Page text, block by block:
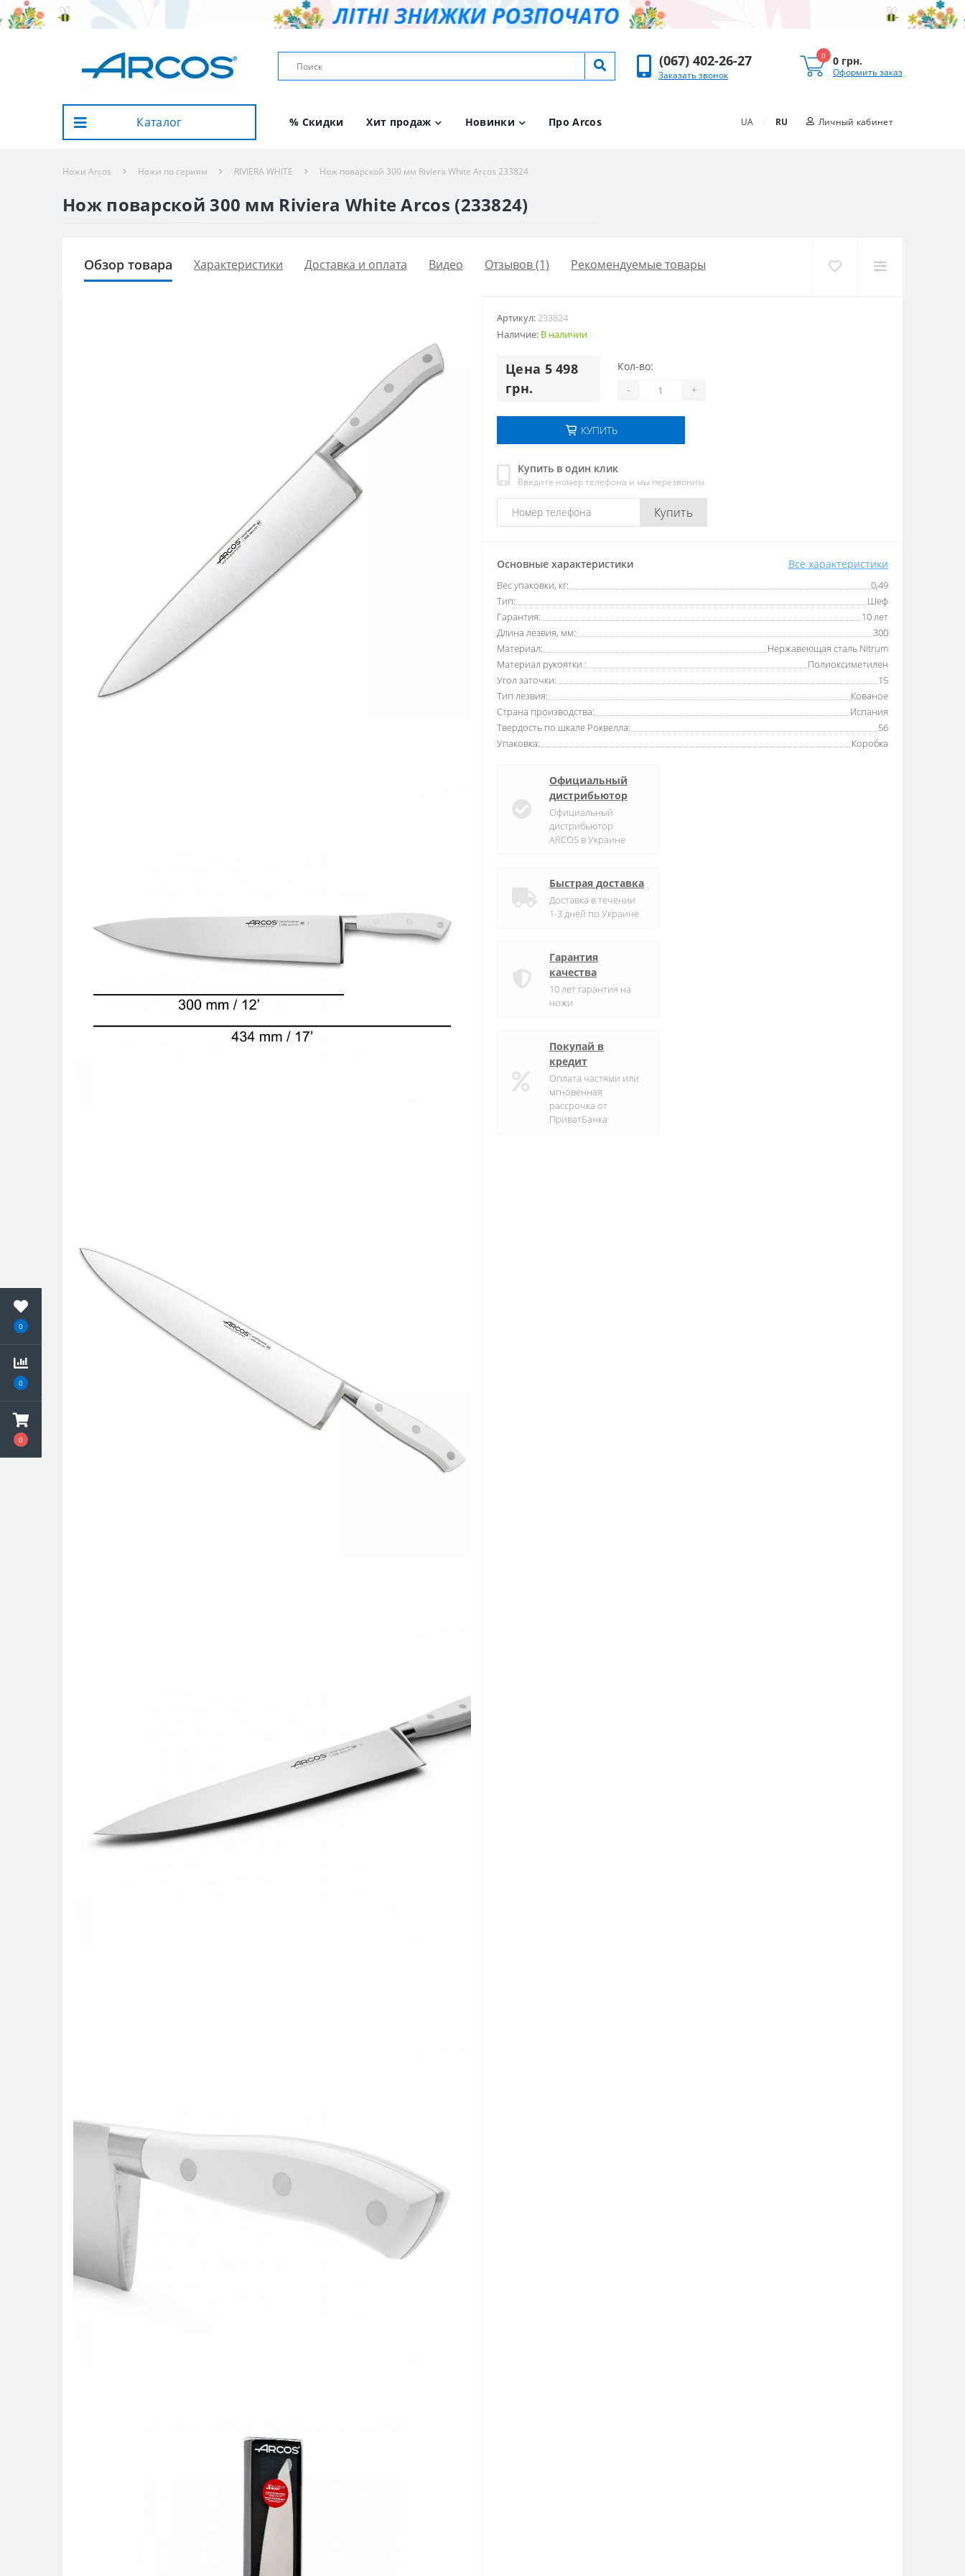
0
0
0
(067) 402-26-27
Заказать звонок
0 0 грн.
Оформить заказ
Каталог % Скидки Хит продаж Новинки Про Arcos UA / RU Личный кабинет
Ножи Arcos Ножи по сериям RIVIERA WHITE Нож поварской 300 мм Riviera White Arcos 233824
Нож поварской 300 мм Riviera White Arcos (233824)
Обзор товара Характеристики Доставка и оплата Видео Отзывов (1) Рекомендуемые товары
Артикул:233824
Наличие: В наличии
Цена 5 498
грн.
Кол-во:
- +
КУПИТЬ
Купить в один клик
Введите номер телефона и мы перезвоним
Купить
Основные характеристики Все характеристики
Вес упаковки, кг:
0,49
Тип:
Шеф
Гарантия:
10 лет
Длина лезвия, мм:
300
Материал:
Нержавеющая сталь Nitrum
Материал рукоятки :
Полиоксиметилен
Угол заточки:
15
Тип лезвия:
Кованое
Страна производства:
Испания
Твердость по шкале Роквелла:
56
Упаковка:
Коробка
Официальный
дистрибьютор
Официальный
дистрибьютор
ARCOS в Украине
Быстрая доставка
Доставка в течении
1-3 дней по Украине
Гарантия
качества
10 лет гарантия на
ножи
Покупай в
кредит
Оплата частями или
мгновенная
рассрочка от
ПриватБанка